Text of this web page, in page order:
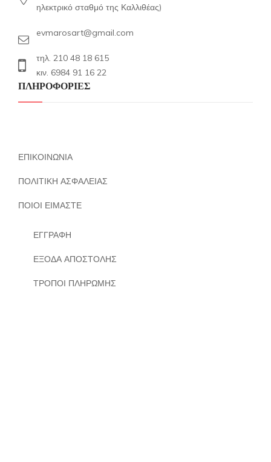
ηλεκτρικό σταθμό της Καλλιθέας)
evmarosart@gmail.com
τηλ. 210 48 18 615
κιν. 6984 91 16 22
ΠΛΗΡΟΦΟΡΙΕΣ
ΕΠΙΚΟΙΝΩΝΙΑ
ΠΟΛΙΤΙΚΗ ΑΣΦΑΛΕΙΑΣ
ΠΟΙΟΙ ΕΙΜΑΣΤΕ
ΕΓΓΡΑΦΗ
ΕΞΟΔΑ ΑΠΟΣΤΟΛΗΣ
ΤΡΟΠΟΙ ΠΛΗΡΩΜΗΣ